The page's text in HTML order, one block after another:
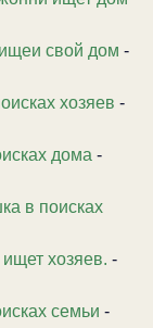
свой дом -
хозяев -
дома -
в поисках
хозяев. -
семьи -